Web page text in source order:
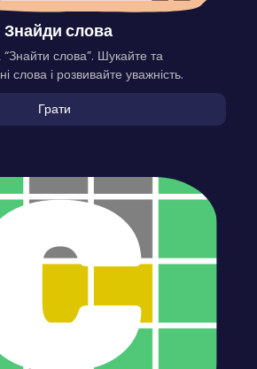
Знайди слова
“Знайти слова”. Шукайте та
слова і розвивайте уважність.
Грати